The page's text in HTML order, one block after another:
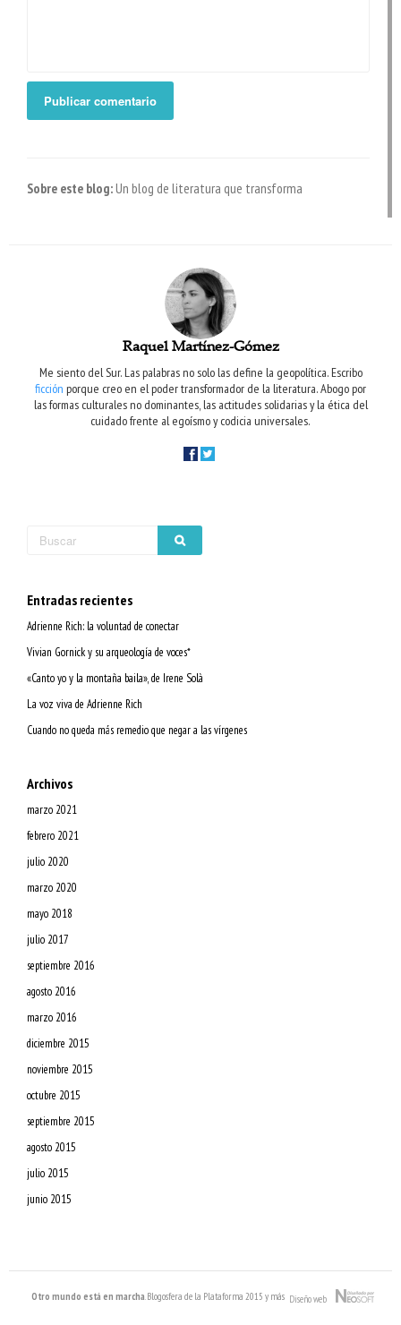
Sobre este blog:Un blog de literatura que transforma
Raquel Martínez-Gómez
Me siento del Sur. Las palabras no solo las define la geopolítica. Escribo
ficción porque creo en el poder transformador de la literatura. Abogo por
las formas culturales no dominantes, las actitudes solidarias y la ética del
cuidado frente al egoísmo y codicia universales.
Entradas recientes
Adrienne Rich: la voluntad de conectar
Vivian Gornick y su arqueología de voces*
«Canto yo y la montaña baila», de Irene Solà
La voz viva de Adrienne Rich
Cuando no queda más remedio que negar a las vírgenes
Archivos
marzo 2021
febrero 2021
julio 2020
marzo 2020
mayo 2018
julio 2017
septiembre 2016
agosto 2016
marzo 2016
diciembre 2015
noviembre 2015
octubre 2015
septiembre 2015
agosto 2015
julio 2015
junio 2015
Otro mundo está en marcha. Blogosfera de la Plataforma 2015 y más Diseño web